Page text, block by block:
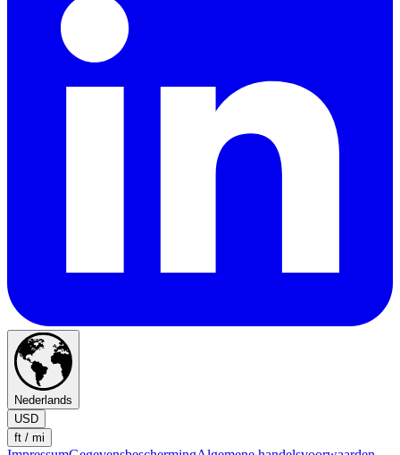
Nederlands
USD
ft / mi